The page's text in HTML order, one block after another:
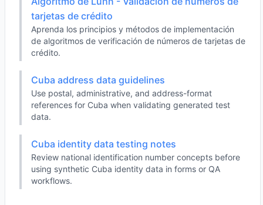
tarjetas de crédito
Aprenda los principios y métodos de implementación
de algoritmos de verificación de números de tarjetas de
crédito.
Cuba address data guidelines
Use postal, administrative, and address-format
references for Cuba when validating generated test
data.
Cuba identity data testing notes
Review national identification number concepts before
using synthetic Cuba identity data in forms or QA
workflows.